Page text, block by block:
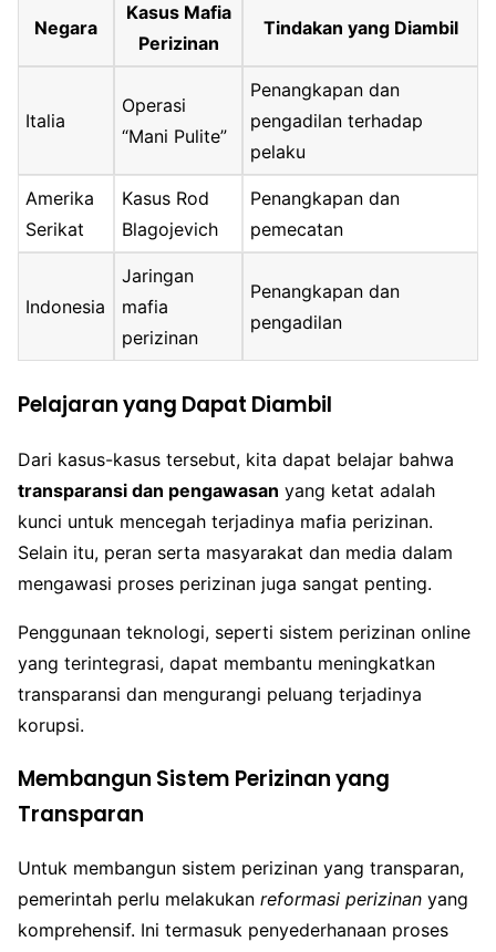
Negara
Kasus Mafia
Perizinan
Tindakan yang Diambil
Italia
Operasi
“Mani Pulite”
Penangkapan dan
pengadilan terhadap
pelaku
Amerika
Serikat
Kasus Rod
Blagojevich
Penangkapan dan
pemecatan
Indonesia
Jaringan
mafia
perizinan
Penangkapan dan
pengadilan
Pelajaran yang Dapat Diambil
Dari kasus-kasus tersebut, kita dapat belajar bahwa
transparansi dan pengawasan yang ketat adalah
kunci untuk mencegah terjadinya mafia perizinan.
Selain itu, peran serta masyarakat dan media dalam
mengawasi proses perizinan juga sangat penting.
Penggunaan teknologi, seperti sistem perizinan online
yang terintegrasi, dapat membantu meningkatkan
transparansi dan mengurangi peluang terjadinya
korupsi.
Membangun Sistem Perizinan yang
Transparan
Untuk membangun sistem perizinan yang transparan,
pemerintah perlu melakukan reformasi perizinan yang
komprehensif. Ini termasuk penyederhanaan proses